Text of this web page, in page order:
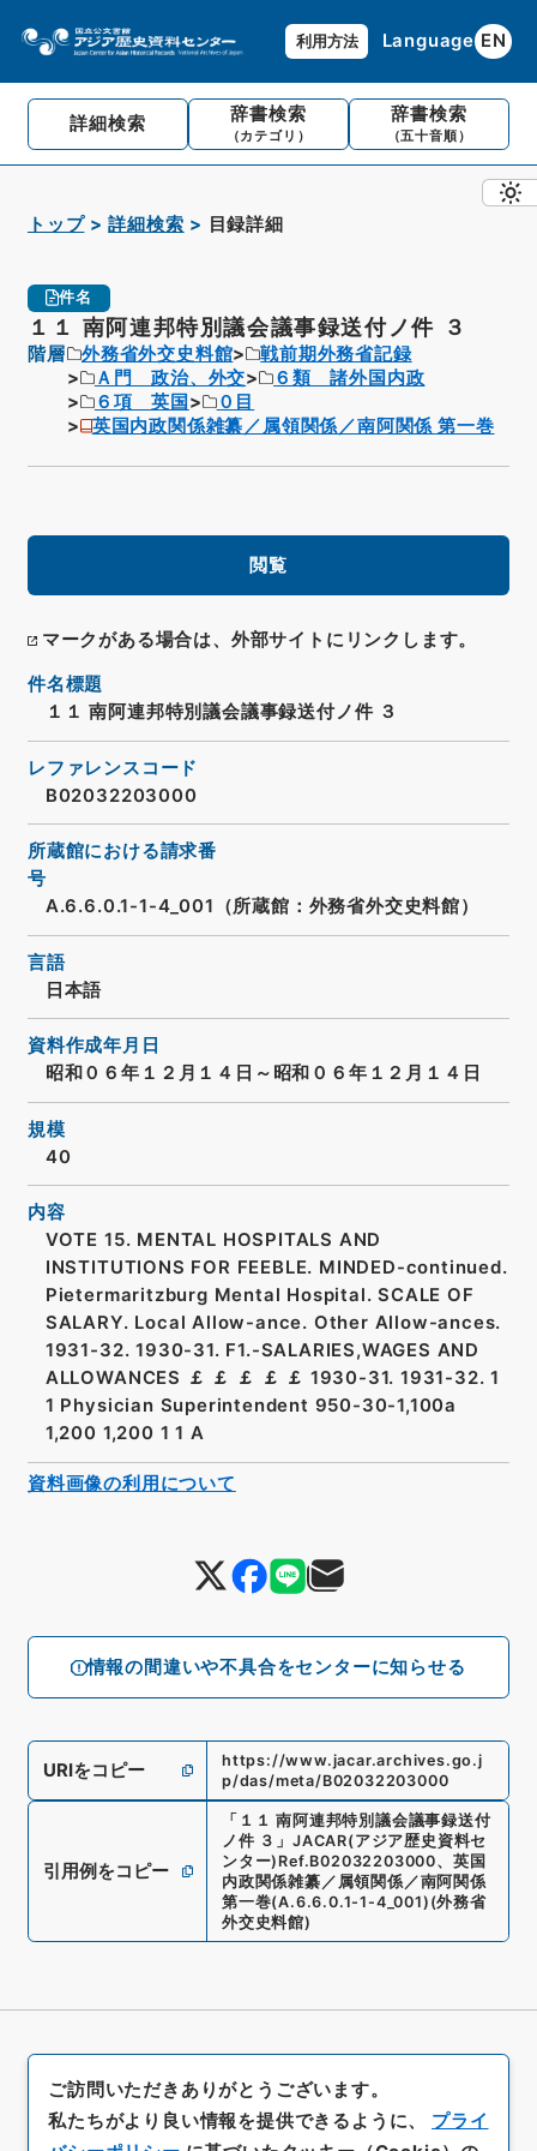
利用方法 Language EN
詳細検索 辞書検索
（カテゴリ）
辞書検索
（五十音順）
トップ 詳細検索 目録詳細
件名
１１ 南阿連邦特別議会議事録送付ノ件 ３
階層 外務省外交史料館
戦前期外務省記録
Ａ門 政治、外交
６類 諸外国内政
６項 英国
０目
英国内政関係雑纂／属領関係／南阿関係 第一巻
閲覧
マークがある場合は、外部サイトにリンクします。
情報の間違いや不具合をセンターに知らせる
件名標題
１１ 南阿連邦特別議会議事録送付ノ件 ３
レファレンスコード
B02032203000
所蔵館における請求番
号
A.6.6.0.1-1-4_001（所蔵館：外務省外交史料館）
言語
日本語
資料作成年月日
昭和０６年１２月１４日～昭和０６年１２月１４日
規模
40
内容
VOTE 15. MENTAL HOSPITALS AND
INSTITUTIONS FOR FEEBLE. MINDED-continued.
Pietermaritzburg Mental Hospital. SCALE OF
SALARY. Local Allow-ance. Other Allow-ances.
1931-32. 1930-31. F1.-SALARIES,WAGES AND
ALLOWANCES ￡ ￡ ￡ ￡ ￡ 1930-31. 1931-32. 1
1 Physician Superintendent 950-30-1,100a
1,200 1,200 1 1 A
URIをコピー
https://www.jacar.archives.go.j
p/das/meta/B02032203000
引用例をコピー
「 １１ 南阿連邦特別議会議事録送付
ノ件 ３ 」 JACAR(アジア歴史資料セ
ンター) Ref.B02032203000、 英国
内政関係雑纂／属領関係／南阿関係
第一巻(A.6.6.0.1-1-4_001) (外務省
外交史料館)
資料画像の利用について
ご訪問いただきありがとうございます。
私たちがより良い情報を提供できるように、 プライ